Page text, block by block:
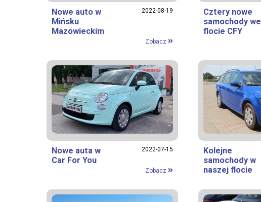
Nowe auto w
Mińsku
Mazowieckim
2022-08-19
Zobacz
Cztery nowe
samochody we
flocie CFY
Nowe auta w
Car For You
2022-07-15
Zobacz
Kolejne
samochody w
naszej flocie